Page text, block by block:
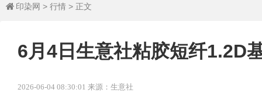
 印染网 > 行情 > 正文
6月4日生意社粘胶短纤1.2D
2026-06-04 08:30:01 来源：生意社